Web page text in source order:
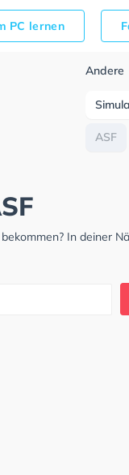
PC lernen
Andere
ASF
In deiner